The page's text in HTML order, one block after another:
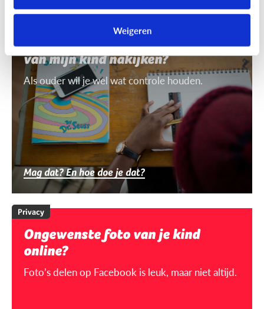
Weigeren
Mag ik de smartphone of tablet
van mijn kind nakijken?
Als ouder wil je wel wat controle houden.
Mag dat? En hoe doe je dat?
Privacy
Ongewenste foto van je kind
online?
Foto’s delen op Facebook is leuk, maar niet altijd.